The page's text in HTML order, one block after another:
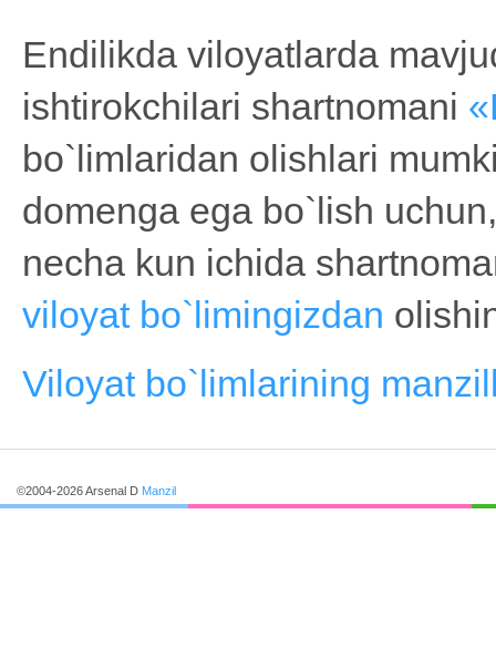
Endilikda viloyatlarda
ishtirokchilari shartnomani
bo`limlaridan olishlari
domenga ega bo`lish
necha kun ichida
viloyat bo`limingizdan
Viloyat bo`limlarining
©2004-2026 Arsenal D Manzil